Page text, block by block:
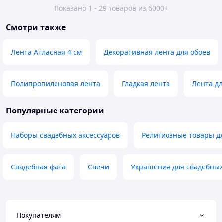
Показано 1 - 29 товаров из 6000+
Смотри также
Лента Атласная 4 см Декоративная лента для обоев
Полипропиленовая лента Гладкая лента Лента
Популярные категории
Наборы свадебных аксессуаров Религиозные товары
Свадебная фата Свечи Украшения для
Покупателям